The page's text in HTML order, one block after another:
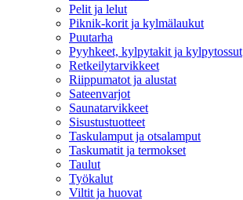
Pelit ja lelut
Piknik-korit ja kylmälaukut
Puutarha
Pyyhkeet, kylpytakit ja kylpytossut
Retkeilytarvikkeet
Riippumatot ja alustat
Sateenvarjot
Saunatarvikkeet
Sisustustuotteet
Taskulamput ja otsalamput
Taskumatit ja termokset
Taulut
Työkalut
Viltit ja huovat